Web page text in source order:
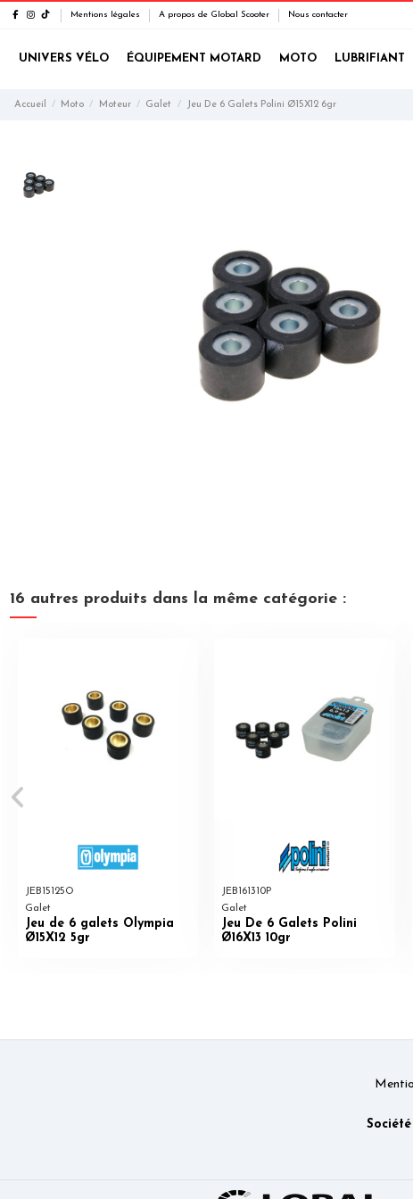
Mentions légales A propos de Global Scooter Nous contacter
UNIVERS VÉLO ÉQUIPEMENT MOTARD MOTO LUBRIFIANT
Accueil Moto Moteur Galet Jeu De 6 Galets Polini Ø15X12 6gr
16 autres produits dans la même catégorie :
JEB15125O
Galet
Jeu de 6 galets Olympia
Ø15X12 5gr
JEB161310P
Galet
Jeu De 6 Galets Polini
Ø16X13 10gr